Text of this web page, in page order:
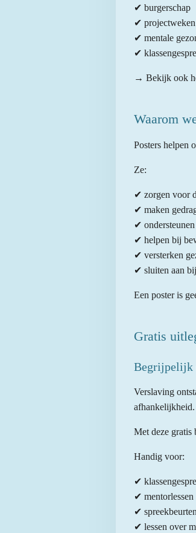
✔ burgerschap
✔ projectweken
✔ mentale
✔
→ Bekijk ook
Waarom
Posters helpen
Ze:
✔ zorgen voor
✔ maken
✔
✔ helpen bij
✔ versterken
✔ sluiten aan
Een poster is
Gratis
Begrijpelijk
Verslaving
afhankelijkheid.
Met deze gratis
Handig voor:
✔
✔ mentorlessen
✔ spreekbeurten
✔ lessen over